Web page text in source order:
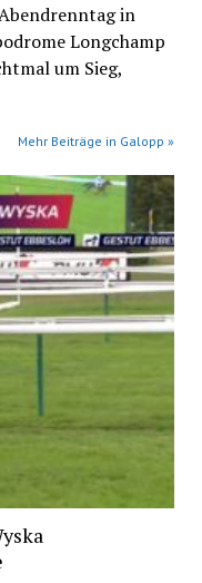
in
Longchamp
um Sieg,
Mehr Beiträge in Galopp »